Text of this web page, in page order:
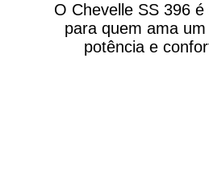
O Chevelle SS 396
para quem ama
potência e